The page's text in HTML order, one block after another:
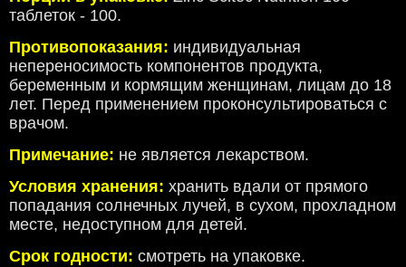
таблеток - 100.
Противопоказания: индивидуальная
непереносимость компонентов продукта,
беременным и кормящим женщинам, лицам до 18
лет. Перед применением проконсультироваться с
врачом.
Примечание: не является лекарством.
Условия хранения: хранить вдали от прямого
попадания солнечных лучей, в сухом, прохладном
месте, недоступном для детей.
Срок годности: смотреть на упаковке.